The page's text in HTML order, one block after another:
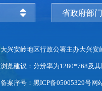
省政府部
大兴安岭地区行政公署主办大兴安
浏览建议：分辨率为1280*768及其
备案序号：黑ICP备05005329号网